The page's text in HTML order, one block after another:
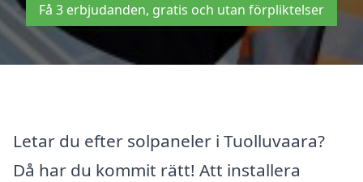
Få 3 erbjudanden, gratis och utan förpliktelser
Letar du efter solpaneler i Tuolluvaara?
Då har du kommit rätt! Att installera